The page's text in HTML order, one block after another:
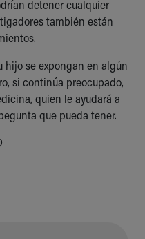
detener cualquier
también están
hijo se expongan en algún
si continúa preocupado,
quien le ayudará a
que pueda tener.